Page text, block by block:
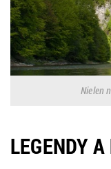
Nielen
LEGENDY